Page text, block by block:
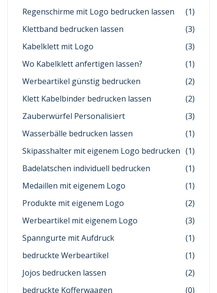
Regenschirme mit Logo bedrucken lassen
(1)
Klettband bedrucken lassen
(3)
Kabelklett mit Logo
(3)
Wo Kabelklett anfertigen lassen?
(1)
Werbeartikel günstig bedrucken
(2)
Klett Kabelbinder bedrucken lassen
(2)
Zauberwürfel Personalisiert
(3)
Wasserbälle bedrucken lassen
(1)
Skipasshalter mit eigenem Logo bedrucken (1)
Badelatschen individuell bedrucken
(1)
Medaillen mit eigenem Logo
(1)
Produkte mit eigenem Logo
(2)
Werbeartikel mit eigenem Logo
(3)
Spanngurte mit Aufdruck
(1)
bedruckte Werbeartikel
(1)
Jojos bedrucken lassen
(2)
bedruckte Kofferwaagen
(0)